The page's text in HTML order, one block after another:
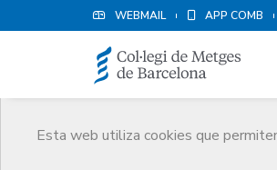
WEBMAIL APP COMB
Esta web utiliza cookies que